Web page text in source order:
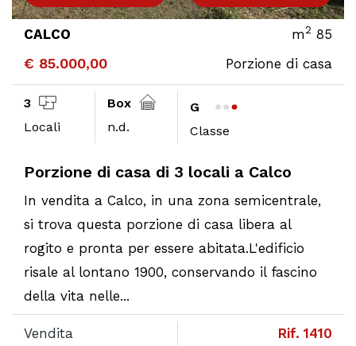
CALCO m2 85
€ 85.000,00 Porzione di casa
3
Locali
Box
n.d.
G
Classe
Porzione di casa di 3 locali a Calco
In vendita a Calco, in una zona semicentrale,
si trova questa porzione di casa libera al
rogito e pronta per essere abitata.L'edificio
risale al lontano 1900, conservando il fascino
della vita nelle...
Vendita Rif. 1410